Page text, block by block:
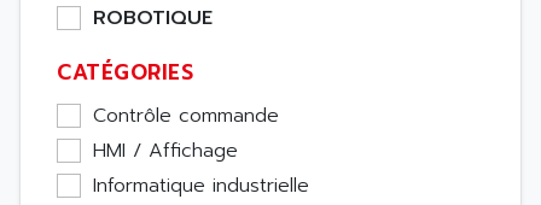
ROBOTIQUE
CATÉGORIES
Contrôle commande
HMI / Affichage
Informatique industrielle